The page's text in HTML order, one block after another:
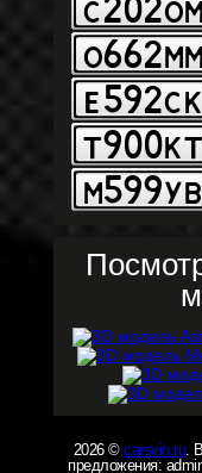
2026 © carsvin.ru.
предложения: